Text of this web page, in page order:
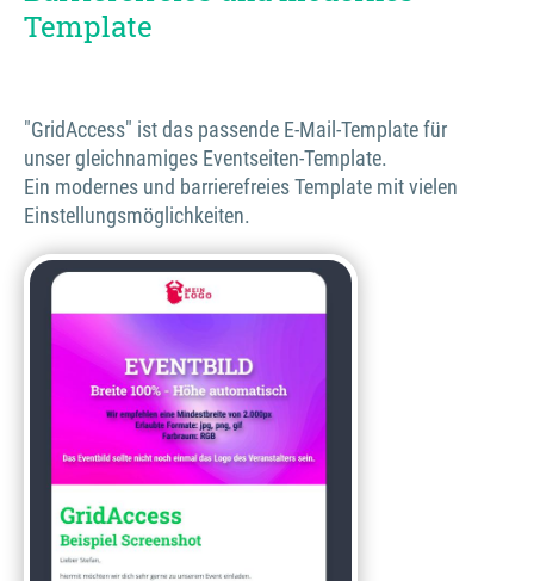
Template
"GridAccess" ist das passende E-Mail-Template für
unser gleichnamiges Eventseiten-Template.
Ein modernes und barrierefreies Template mit vielen
Einstellungsmöglichkeiten.